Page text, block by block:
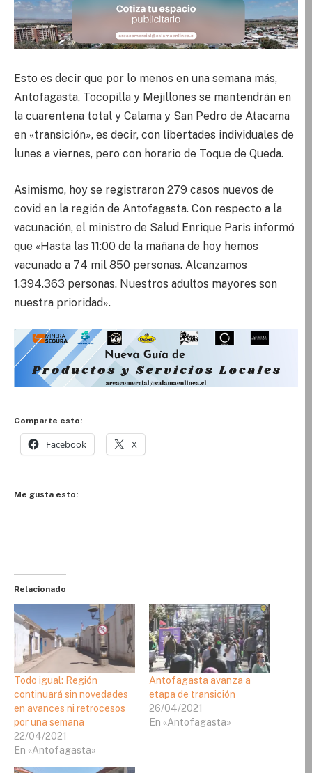
Esto es decir que por lo menos en una semana más,
Antofagasta, Tocopilla y Mejillones se mantendrán en
la cuarentena total y Calama y San Pedro de Atacama
en «transición», es decir, con libertades individuales de
lunes a viernes, pero con horario de Toque de Queda.
Asimismo, hoy se registraron 279 casos nuevos de
covid en la región de Antofagasta. Con respecto a la
vacunación, el ministro de Salud Enrique Paris informó
que «Hasta las 11:00 de la mañana de hoy hemos
vacunado a 74 mil 850 personas. Alcanzamos
1.394.363 personas. Nuestros adultos mayores son
nuestra prioridad».
Comparte esto:
Facebook X
Me gusta esto:
Relacionado
Todo igual: Región
continuará sin novedades
en avances ni retrocesos
por una semana
22/04/2021
En «Antofagasta»
Antofagasta avanza a
etapa de transición
26/04/2021
En «Antofagasta»